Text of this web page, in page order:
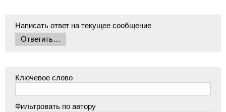
Написать ответ на текущее сообщение
Ключевое слово
Фильтровать по автору